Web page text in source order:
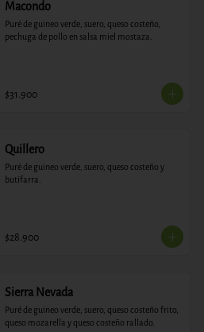
Macondo
Puré de guineo verde, suero, queso costeño,
pechuga de pollo en salsa miel mostaza.
$31.900
Quillero
Puré de guineo verde, suero, queso costeño y
butifarra.
$28.900
Sierra Nevada
Puré de guineo verde, suero, queso costeño frito,
queso mozarella y queso costeño rallado.